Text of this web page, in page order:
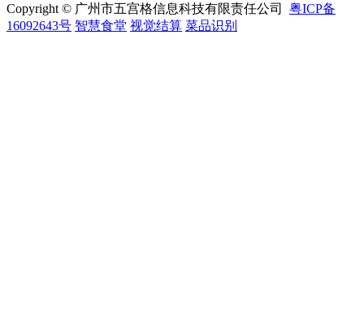
Copyright © 广州市五宫格信息科技有限责任公司 粤ICP备
16092643号 智慧食堂 视觉结算 菜品识别